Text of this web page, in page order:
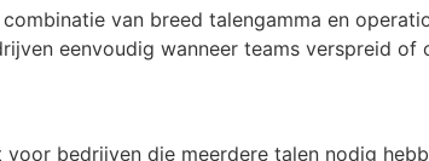
van breed talengamma en
eenvoudig wanneer teams verspreid of
bedrijven die meerdere talen nodig